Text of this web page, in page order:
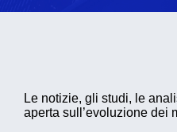
Le notizie, gli studi, le
aperta sull’evoluzione dei